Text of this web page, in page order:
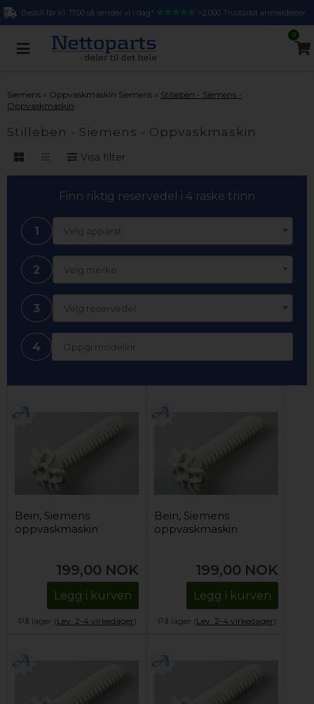
Bestill før kl. 17.00 så sender vi i dag* >2.000 Trustpilot anmeldelser
0
Siemens » Oppvaskmaskin Siemens » Stilleben - Siemens -
Oppvaskmaskin
Stilleben - Siemens - Oppvaskmaskin
Visa filter
Finn riktig reservedel i 4 raske trinn
1 Velg apparat
2 Velg merke
3 Velg reservedel
4
Bein, Siemens
oppvaskmaskin
199,00 NOK
Legg i kurven
På lager (Lev. 2-4 virkedager).
Bein, Siemens
oppvaskmaskin
199,00 NOK
Legg i kurven
På lager (Lev. 2-4 virkedager).